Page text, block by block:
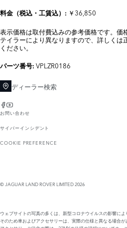
料金（税込・工賃込）: ￥36,850
表示価格は取付費込みの参考価格です。価
テイラーにより異なりますので、詳しくは
ください。
パーツ番号: VPLZR0186
ディーラー検索
お問い合わせ
サイバーインシデント
COOKIE PREFERENCE
© JAGUAR LAND ROVER LIMITED 2026
ウェブサイトの写真の多くは、新型コロナウイルスの影響によ
そのため車およびアクセサリーは、実際の仕様と異なる場合が